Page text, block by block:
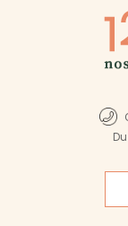
Du